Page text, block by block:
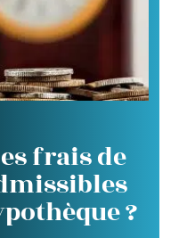
frais de
?